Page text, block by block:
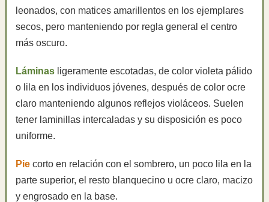
leonados, con matices amarillentos en los ejemplares
secos, pero manteniendo por regla general el centro
más oscuro.
Láminas ligeramente escotadas, de color violeta pálido
o lila en los individuos jóvenes, después de color ocre
claro manteniendo algunos reflejos violáceos. Suelen
tener laminillas intercaladas y su disposición es poco
uniforme.
Pie corto en relación con el sombrero, un poco lila en la
parte superior, el resto blanquecino u ocre claro, macizo
y engrosado en la base.